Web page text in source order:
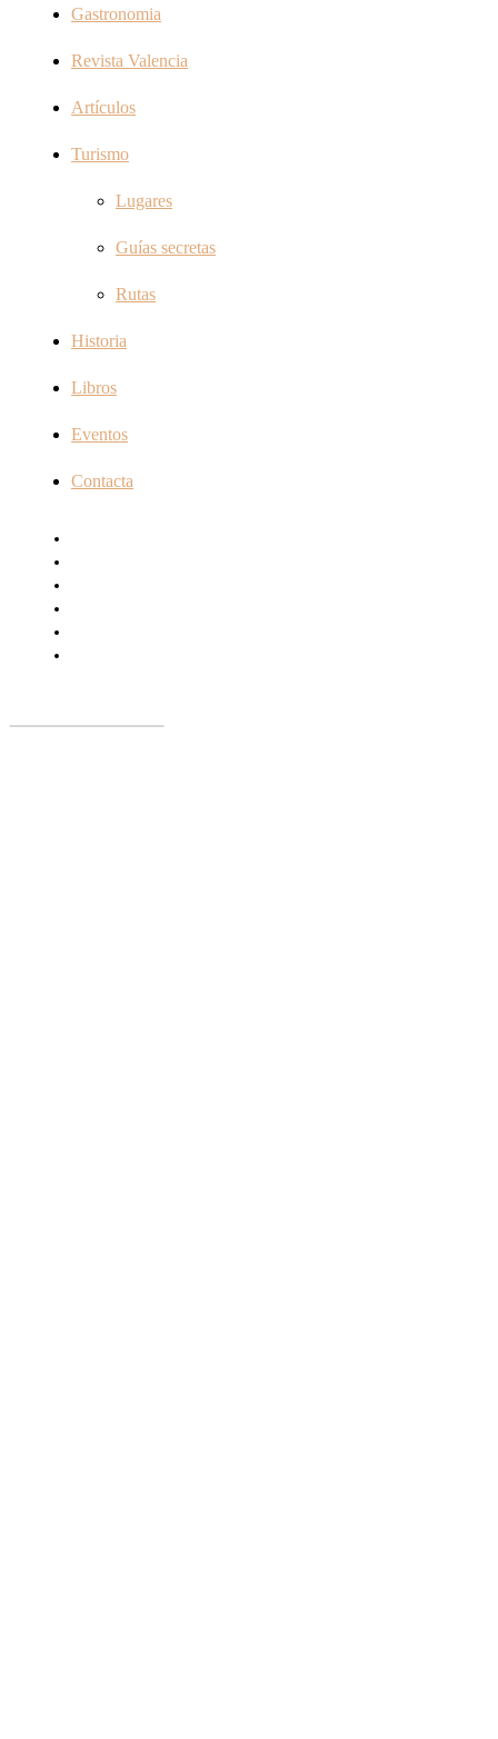
Gastronomia
Revista Valencia
Artículos
Turismo
Lugares
Guías secretas
Rutas
Historia
Libros
Eventos
Contacta